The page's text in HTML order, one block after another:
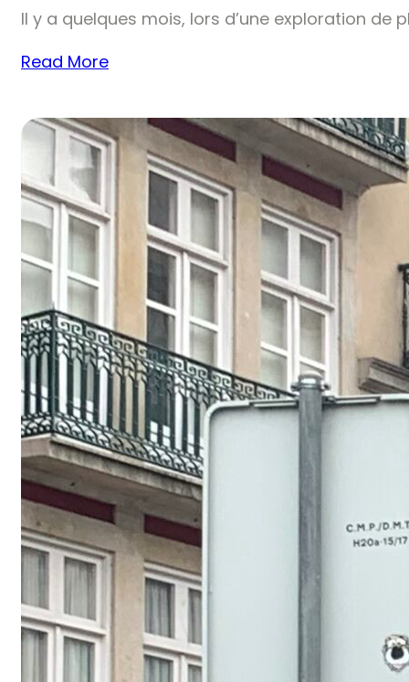
Il y a quelques mois, lors d’une exploration de
Read More